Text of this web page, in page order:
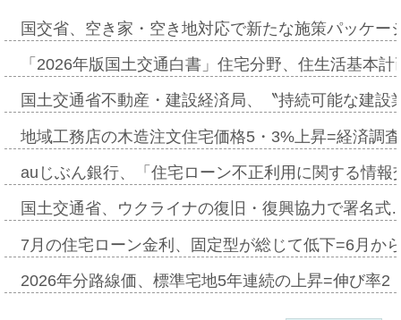
国交省、空き家・空き地対応で新たな施策パッケ
「2026年版国土交通白書」住宅分野、住生活基本
国土交通省不動産・建設経済局、〝持続可能な建
地域工務店の木造注文住宅価格5・3%上昇=経済調
auじぶん銀行、「住宅ローン不正利用に関する情
国土交通省、ウクライナの復旧・復興協力で署名
7月の住宅ローン金利、固定型が総じて低下=6月か
2026年分路線価、標準宅地5年連続の上昇=伸び率